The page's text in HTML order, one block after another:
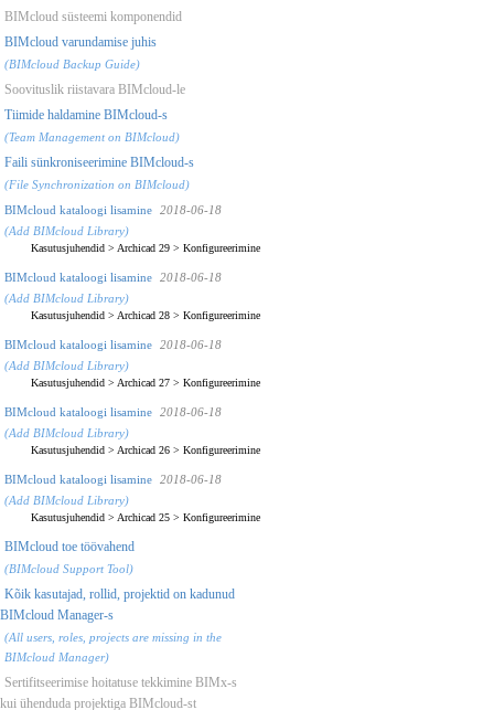
BIMcloud süsteemi komponendid
BIMcloud varundamise juhis
(BIMcloud Backup Guide)
Soovituslik riistavara BIMcloud-le
Tiimide haldamine BIMcloud-s
(Team Management on BIMcloud)
Faili sünkroniseerimine BIMcloud-s
(File Synchronization on BIMcloud)
BIMcloud kataloogi lisamine
2018-06-18
(Add BIMcloud Library)
Kasutusjuhendid > Archicad 29 > Konfigureerimine
BIMcloud kataloogi lisamine
2018-06-18
(Add BIMcloud Library)
Kasutusjuhendid > Archicad 28 > Konfigureerimine
BIMcloud kataloogi lisamine
2018-06-18
(Add BIMcloud Library)
Kasutusjuhendid > Archicad 27 > Konfigureerimine
BIMcloud kataloogi lisamine
2018-06-18
(Add BIMcloud Library)
Kasutusjuhendid > Archicad 26 > Konfigureerimine
BIMcloud kataloogi lisamine
2018-06-18
(Add BIMcloud Library)
Kasutusjuhendid > Archicad 25 > Konfigureerimine
BIMcloud toe töövahend
(BIMcloud Support Tool)
Kõik kasutajad, rollid, projektid on kadunud
BIMcloud Manager-s
(All users, roles, projects are missing in the
BIMcloud Manager)
Sertifitseerimise hoitatuse tekkimine BIMx-s
kui ühenduda projektiga BIMcloud-st